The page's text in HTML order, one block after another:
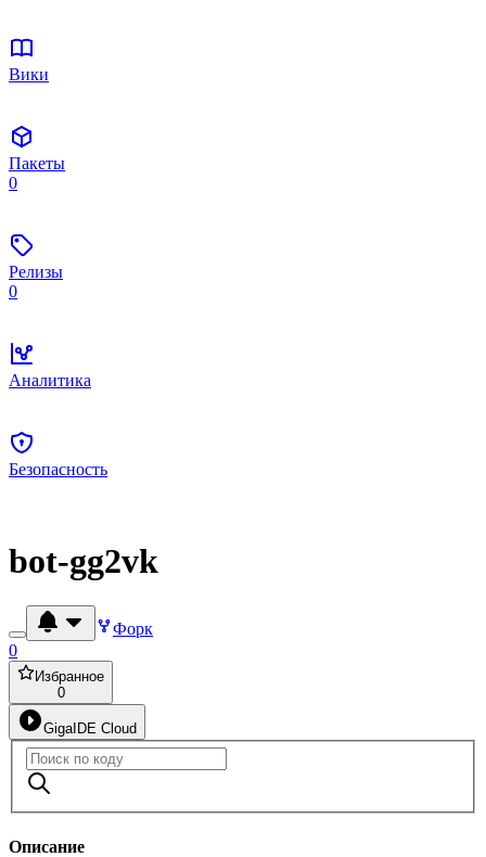
Вики
Пакеты
0
Релизы
0
Аналитика
Безопасность
bot-gg2vk
Форк
0
Избранное
0
GigaIDE Cloud
Описание